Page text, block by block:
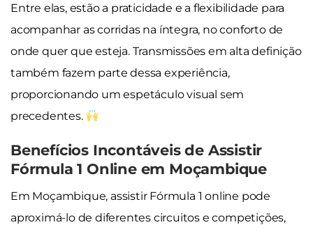
Entre elas, estão a praticidade e a flexibilidade para
acompanhar as corridas na íntegra, no conforto de
onde quer que esteja. Transmissões em alta definição
também fazem parte dessa experiência,
proporcionando um espetáculo visual sem
precedentes.
Benefícios Incontáveis de Assistir
Fórmula 1 Online em Moçambique
Em Moçambique, assistir Fórmula 1 online pode
aproximá-lo de diferentes circuitos e competições,